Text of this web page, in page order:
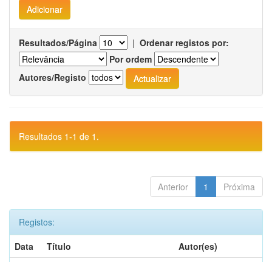
Resultados/Página | Ordenar registos por:
Por ordem
Autores/Registo
Resultados 1-1 de 1.
Anterior 1 Próxima
Registos:
Data
Título
Autor(es)